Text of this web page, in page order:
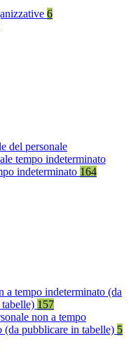
6
del personale
tempo indeterminato
indeterminato 164
a tempo indeterminato (da
157
non a tempo
(da pubblicare in tabelle) 5